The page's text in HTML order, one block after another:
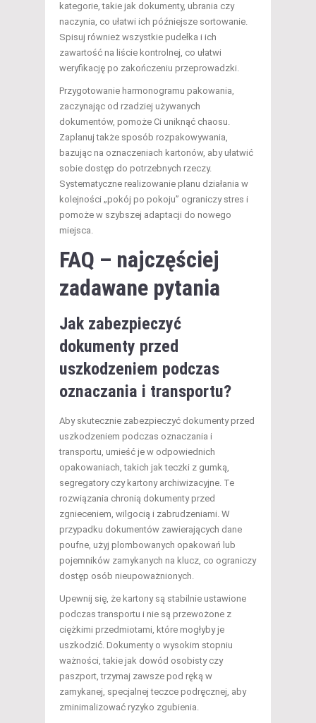
kategorie, takie jak dokumenty, ubrania czy
naczynia, co ułatwi ich późniejsze sortowanie.
Spisuj również wszystkie pudełka i ich
zawartość na liście kontrolnej, co ułatwi
weryfikację po zakończeniu przeprowadzki.
Przygotowanie harmonogramu pakowania,
zaczynając od rzadziej używanych
dokumentów, pomoże Ci uniknąć chaosu.
Zaplanuj także sposób rozpakowywania,
bazując na oznaczeniach kartonów, aby ułatwić
sobie dostęp do potrzebnych rzeczy.
Systematyczne realizowanie planu działania w
kolejności „pokój po pokoju” ograniczy stres i
pomoże w szybszej adaptacji do nowego
miejsca.
FAQ – najczęściej
zadawane pytania
Jak zabezpieczyć
dokumenty przed
uszkodzeniem podczas
oznaczania i transportu?
Aby skutecznie zabezpieczyć dokumenty przed
uszkodzeniem podczas oznaczania i
transportu, umieść je w odpowiednich
opakowaniach, takich jak teczki z gumką,
segregatory czy kartony archiwizacyjne. Te
rozwiązania chronią dokumenty przed
zgnieceniem, wilgocią i zabrudzeniami. W
przypadku dokumentów zawierających dane
poufne, użyj plombowanych opakowań lub
pojemników zamykanych na klucz, co ograniczy
dostęp osób nieupoważnionych.
Upewnij się, że kartony są stabilnie ustawione
podczas transportu i nie są przewożone z
ciężkimi przedmiotami, które mogłyby je
uszkodzić. Dokumenty o wysokim stopniu
ważności, takie jak dowód osobisty czy
paszport, trzymaj zawsze pod ręką w
zamykanej, specjalnej teczce podręcznej, aby
zminimalizować ryzyko zgubienia.